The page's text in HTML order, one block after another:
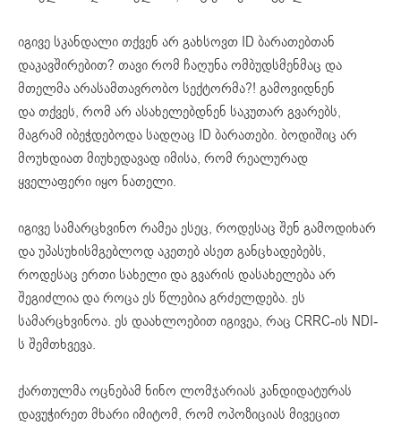
იგივე სკანდალი თქვენ არ გახსოვთ ID ბარათებთან
დაკავშირებით? თავი რომ ჩაღუნა ომბუდსმენმაც და
მთელმა არასამთავრობო სექტორმა?! გამოვიდნენ
და თქვეს, რომ არ ასახელებდნენ საკუთარ გვარებს,
მაგრამ იბეჭდებოდა სადღაც ID ბარათები. ბოდიშიც არ
მოუხდიათ მიუხედავად იმისა, რომ რეალურად
ყველაფერი იყო ნათელი.
იგივე სამარცხვინო რამეა ესეც, როდესაც შენ გამოდიხარ
და უპასუხისმგებლოდ აკეთებ ასეთ განცხადებებს,
როდესაც ერთი სახელი და გვარის დასახელება არ
შეგიძლია და როცა ეს წლებია გრძელდება. ეს
სამარცხვინოა. ეს დაახლოებით იგივეა, რაც CRRC-ის NDI-
ს შემთხვევა.
ქართულმა ოცნებამ ნინო ლომჯარიას კანდიდატურას
დავუჭირეთ მხარი იმიტომ, რომ ოპოზიციას მივეცით